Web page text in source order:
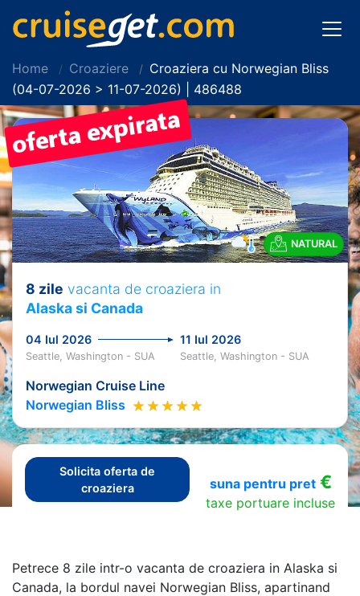
Home Croaziere
Croaziera cu Norwegian Bliss
(04-07-2026 > 11-07-2026) | 486488
NATURAL
8 zile vacanta de croaziera in
Alaska si Canada
04 Iul 2026 11 Iul 2026
Seattle, Washington - SUA Seattle, Washington - SUA
Norwegian Cruise Line
Norwegian Bliss
Solicita oferta de
croaziera
suna pentru pret€
taxe portuare incluse
Petrece 8 zile intr-o vacanta de croaziera in Alaska si
Canada, la bordul navei Norwegian Bliss, apartinand